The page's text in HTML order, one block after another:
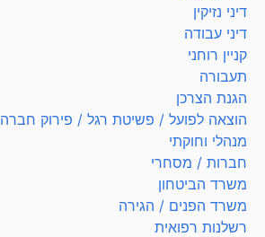
דיני נזיקין
דיני עבודה
קניין רוחני
תעבורה
הגנת הצרכן
הוצאה לפועל / פשיטת רגל / פירוק חברה
מנהלי וחוקתי
חברות / מסחרי
משרד הביטחון
משרד הפנים / הגירה
רשלנות רפואית